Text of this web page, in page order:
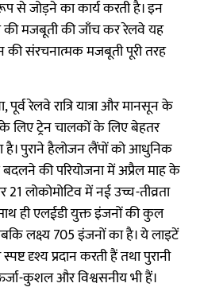
से जोड़ने का कार्य करती है। इन
की मजबूती की जाँच कर रेलवे यह
की संरचनात्मक मजबूती पूरी तरह
रेलवे रात्रि यात्रा और मानसून के
लिए ट्रेन चालकों के लिए बेहतर
है। पुराने हैलोजन लैंपों को आधुनिक
की परियोजना में अप्रैल माह के
लोकोमोटिव में नई उच्च-तीव्रता
ही एलईडी युक्त इंजनों की कुल
लक्ष्य 705 इंजनों का है। ये लाइटें
दृश्य प्रदान करती हैं तथा पुरानी
कुशल और विश्वसनीय भी हैं।